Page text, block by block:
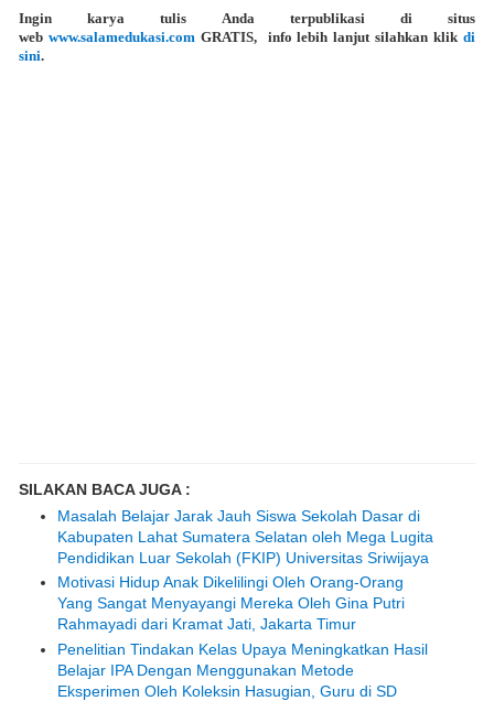
Ingin karya tulis Anda terpublikasi di situs
web www.salamedukasi.com GRATIS, info lebih lanjut silahkan klikdi
sini.
SILAKAN BACA JUGA :
Masalah Belajar Jarak Jauh Siswa Sekolah Dasar di
Kabupaten Lahat Sumatera Selatan oleh Mega Lugita
Pendidikan Luar Sekolah (FKIP) Universitas Sriwijaya
Motivasi Hidup Anak Dikelilingi Oleh Orang-Orang
Yang Sangat Menyayangi Mereka Oleh Gina Putri
Rahmayadi dari Kramat Jati, Jakarta Timur
Penelitian Tindakan Kelas Upaya Meningkatkan Hasil
Belajar IPA Dengan Menggunakan Metode
Eksperimen Oleh Koleksin Hasugian, Guru di SD